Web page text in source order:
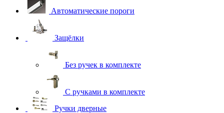
Автоматические пороги
Защёлки
Без ручек в комплекте
С ручками в комплекте
Ручки дверные